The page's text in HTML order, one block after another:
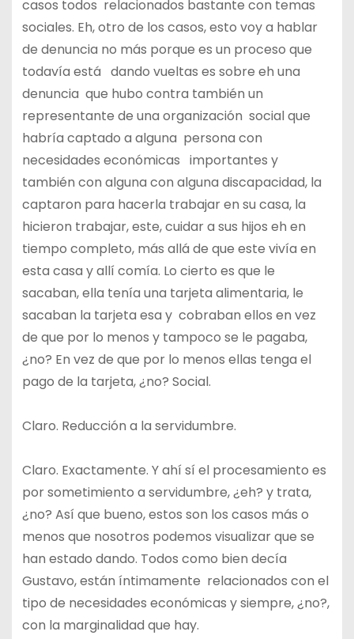
casos todos relacionados bastante con temas
sociales. Eh, otro de los casos, esto voy a hablar
de denuncia no más porque es un proceso que
todavía está dando vueltas es sobre eh una
denuncia que hubo contra también un
representante de una organización social que
habría captado a alguna persona con
necesidades económicas importantes y
también con alguna con alguna discapacidad, la
captaron para hacerla trabajar en su casa, la
hicieron trabajar, este, cuidar a sus hijos eh en
tiempo completo, más allá de que este vivía en
esta casa y allí comía. Lo cierto es que le
sacaban, ella tenía una tarjeta alimentaria, le
sacaban la tarjeta esa y cobraban ellos en vez
de que por lo menos y tampoco se le pagaba,
¿no? En vez de que por lo menos ellas tenga el
pago de la tarjeta, ¿no? Social.
Claro. Reducción a la servidumbre.
Claro. Exactamente. Y ahí sí el procesamiento es
por sometimiento a servidumbre, ¿eh? y trata,
¿no? Así que bueno, estos son los casos más o
menos que nosotros podemos visualizar que se
han estado dando. Todos como bien decía
Gustavo, están íntimamente relacionados con el
tipo de necesidades económicas y siempre, ¿no?,
con la marginalidad que hay.